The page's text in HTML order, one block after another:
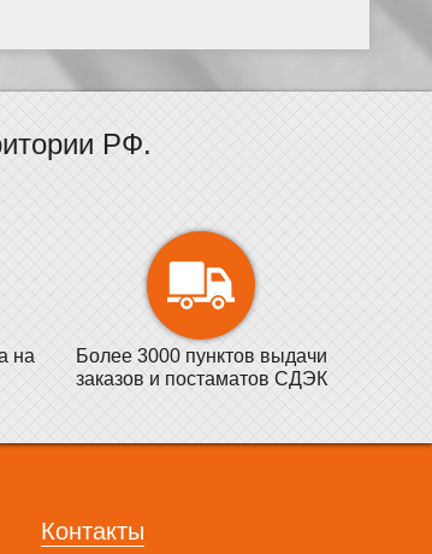
РФ.
на
Более 3000 пунктов выдачи
заказов и постаматов СДЭК
Контакты